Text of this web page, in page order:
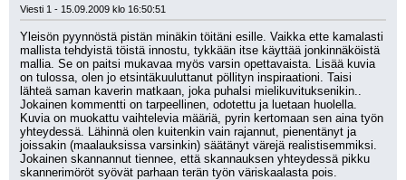
Viesti 1 - 15.09.2009 klo 16:50:51
Yleisön pyynnöstä pistän minäkin töitäni esille. Vaikka ette kamalasti
mallista tehdyistä töistä innostu, tykkään itse käyttää jonkinnäköistä
mallia. Se on paitsi mukavaa myös varsin opettavaista. Lisää kuvia
on tulossa, olen jo etsintäkuuluttanut pöllityn inspiraationi. Taisi
lähteä saman kaverin matkaan, joka puhalsi mielikuvituksenikin..
Jokainen kommentti on tarpeellinen, odotettu ja luetaan huolella.
Kuvia on muokattu vaihtelevia määriä, pyrin kertomaan sen aina työn
yhteydessä. Lähinnä olen kuitenkin vain rajannut, pienentänyt ja
joissakin (maalauksissa varsinkin) säätänyt värejä realistisemmiksi.
Jokainen skannannut tiennee, että skannauksen yhteydessä pikku
skannerimöröt syövät parhaan terän työn väriskaalasta pois.